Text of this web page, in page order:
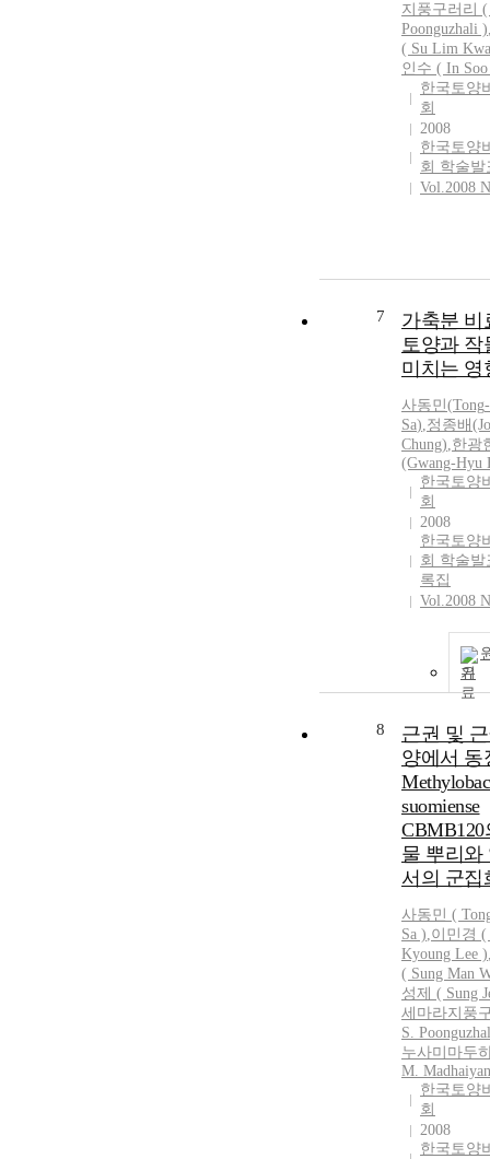
지풍구러리 (
Poonguzhali )
( Su Lim
인수 ( In
한국토양
회
2008
한국토양
회 학술발
Vol.2008
7
가축분 비
토양과 작
미치는 영
사동민(Tong-
Sa),정종배
Chung),한광
(Gwang-Hyu
한국토양
회
2008
한국토양
회 학술발
록집
Vol.2008
기
8
근권 및
양에서 동
suomiense
CBMB120
물 뿌리와
서의 군집
사동민 (
Sa ),이민경 (
Kyoung Lee )
( Sung Man
성제 ( Sung
세마라지풍
S.
누사미마두
M.
한국토양
회
2008
한국토양